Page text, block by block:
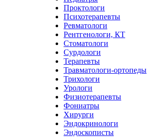
Проктологи
Психотерапевты
Ревматологи
Рентгенологи, КТ
Стоматологи
Сурдологи
Терапевты
Травматологи-ортопеды
Трихологи
Урологи
Физиотерапевты
Фониатры
Хирурги
Эндокринологи
Эндоскописты